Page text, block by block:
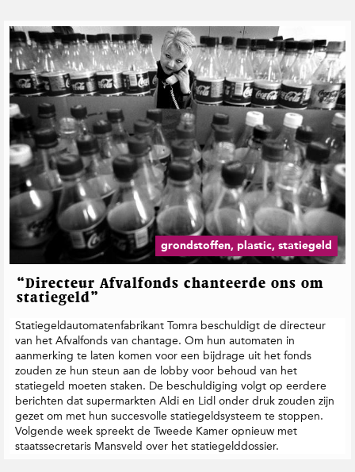
grondstoffen, plastic, statiegeld
“Directeur Afvalfonds chanteerde ons om
statiegeld”
Statiegeldautomatenfabrikant Tomra beschuldigt de directeur
van het Afvalfonds van chantage. Om hun automaten in
aanmerking te laten komen voor een bijdrage uit het fonds
zouden ze hun steun aan de lobby voor behoud van het
statiegeld moeten staken. De beschuldiging volgt op eerdere
berichten dat supermarkten Aldi en Lidl onder druk zouden zijn
gezet om met hun succesvolle statiegeldsysteem te stoppen.
Volgende week spreekt de Tweede Kamer opnieuw met
staatssecretaris Mansveld over het statiegelddossier.